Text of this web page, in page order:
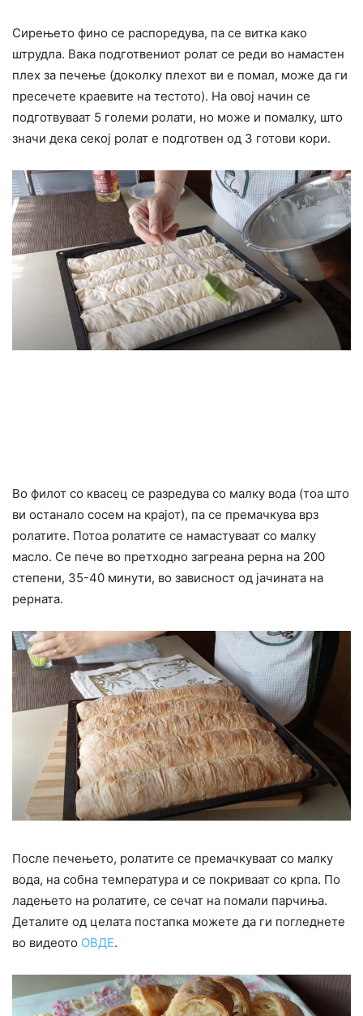
Сирењето фино се распоредува, па се витка како
штрудла. Вака подготвениот ролат се реди во намастен
плех за печење (доколку плехот ви е помал, може да ги
пресечете краевите на тестото). На овој начин се
подготвуваат 5 големи ролати, но може и помалку, што
значи дека секој ролат е подготвен од 3 готови кори.
Во филот со квасец се разредува со малку вода (тоа што
ви останало сосем на крајот), па се премачкува врз
ролатите. Потоа ролатите се намастуваат со малку
масло. Се пече во претходно загреана рерна на 200
степени, 35-40 минути, во зависност од јачината на
рерната.
После печењето, ролатите се премачкуваат со малку
вода, на собна температура и се покриваат со крпа. По
ладењето на ролатите, се сечат на помали парчиња.
Деталите од целата постапка можете да ги погледнете
во видеото ОВДЕ.